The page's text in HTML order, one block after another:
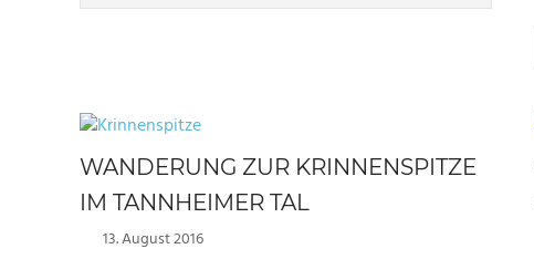
WANDERUNG ZUR KRINNENSPITZE
IM TANNHEIMER TAL
13. August 2016